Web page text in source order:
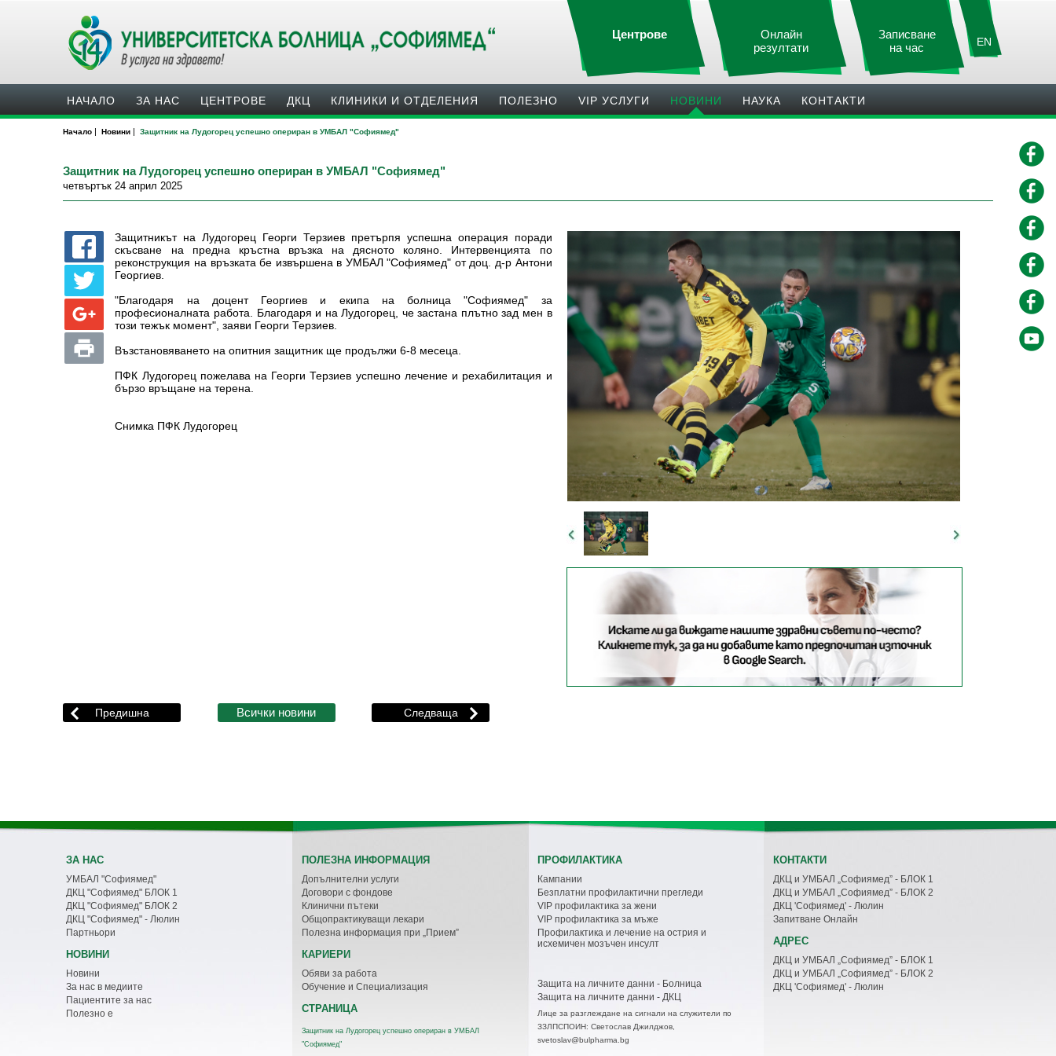
EN
Записване
на час
Онлайн
резултати
Центрове
НАЧАЛО ЗА НАС ЦЕНТРОВЕ ДКЦ КЛИНИКИ И ОТДЕЛЕНИЯ ПОЛЕЗНO VIP УСЛУГИ НОВИНИ НАУКА КОНТАКТИ
Начало | Новини | Защитник на Лудогорец успешно опериран в УМБАЛ "Софиямед"
Защитник на Лудогорец успешно опериран в УМБАЛ "Софиямед"
четвъртък 24 април 2025
Защитникът на Лудогорец Георги Терзиев претърпя успешна операция поради
скъсване на предна кръстна връзка на дясното коляно. Интервенцията по
реконструкция на връзката бе извършена в УМБАЛ "Софиямед" от доц. д-р Антони
Георгиев.
"Благодаря на доцент Георгиев и екипа на болница "Софиямед" за
професионалната работа. Благодаря и на Лудогорец, че застана плътно зад мен в
този тежък момент", заяви Георги Терзиев.
Възстановяването на опитния защитник ще продължи 6-8 месеца.
ПФК Лудогорец пожелава на Георги Терзиев успешно лечение и рехабилитация и
бързо връщане на терена.
Снимка ПФК Лудогорец
ЗА НАС
УМБАЛ "Софиямед"
ДКЦ "Софиямед" БЛОК 1
ДКЦ "Софиямед" БЛОК 2
ДКЦ "Софиямед" - Люлин
Партньори
НОВИНИ
Новини
За нас в медиите
Пациентите за нас
Полезно е
ПОЛЕЗНА ИНФОРМАЦИЯ
Допълнителни услуги
Договори с фондове
Клинични пътеки
Общопрактикуващи лекари
Полезна информация при „Прием”
КАРИЕРИ
Обяви за работа
Обучение и Специализация
СТРАНИЦА
Защитник на Лудогорец успешно опериран в УМБАЛ
"Софиямед"
ПРОФИЛАКТИКА
Кампании
Безплатни профилактични прегледи
VIP профилактика за жени
VIP профилактика за мъже
Профилактика и лечение на острия и
исхемичен мозъчен инсулт
Защита на личните данни - Болница
Защита на личните данни - ДКЦ
Лице за разглеждане на сигнали на служители по
ЗЗЛПСПОИН: Светослав Джилджов,
svetoslav@bulpharma.bg
КОНТАКТИ
ДКЦ и УМБАЛ „Софиямед” - БЛОК 1
ДКЦ и УМБАЛ „Софиямед” - БЛОК 2
ДКЦ 'Софиямед' - Люлин
Запитване Онлайн
АДРЕС
ДКЦ и УМБАЛ „Софиямед” - БЛОК 1
ДКЦ и УМБАЛ „Софиямед” - БЛОК 2
ДКЦ 'Софиямед' - Люлин